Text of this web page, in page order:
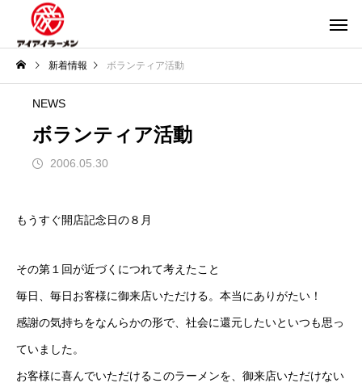
新着情報 ボランティア活動
NEWS
ボランティア活動
2006.05.30
もうすぐ開店記念日の８月
その第１回が近づくにつれて考えたこと
毎日、毎日お客様に御来店いただける。本当にありがたい！
感謝の気持ちをなんらかの形で、社会に還元したいといつも思っ
ていました。
お客様に喜んでいただけるこのラーメンを、御来店いただけない